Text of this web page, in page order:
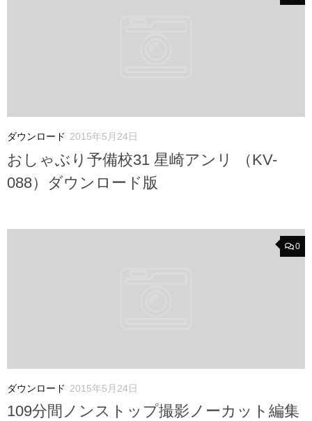
ダウンロード 2015年5月24日
おしゃぶり予備校31 星崎アンリ （KV-
088）ダウンロード版
0
ダウンロード 2015年5月24日
109分間ノンストップ撮影ノーカット編集